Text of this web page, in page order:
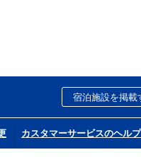
宿泊施設を掲載
カスタマーサービスのヘル